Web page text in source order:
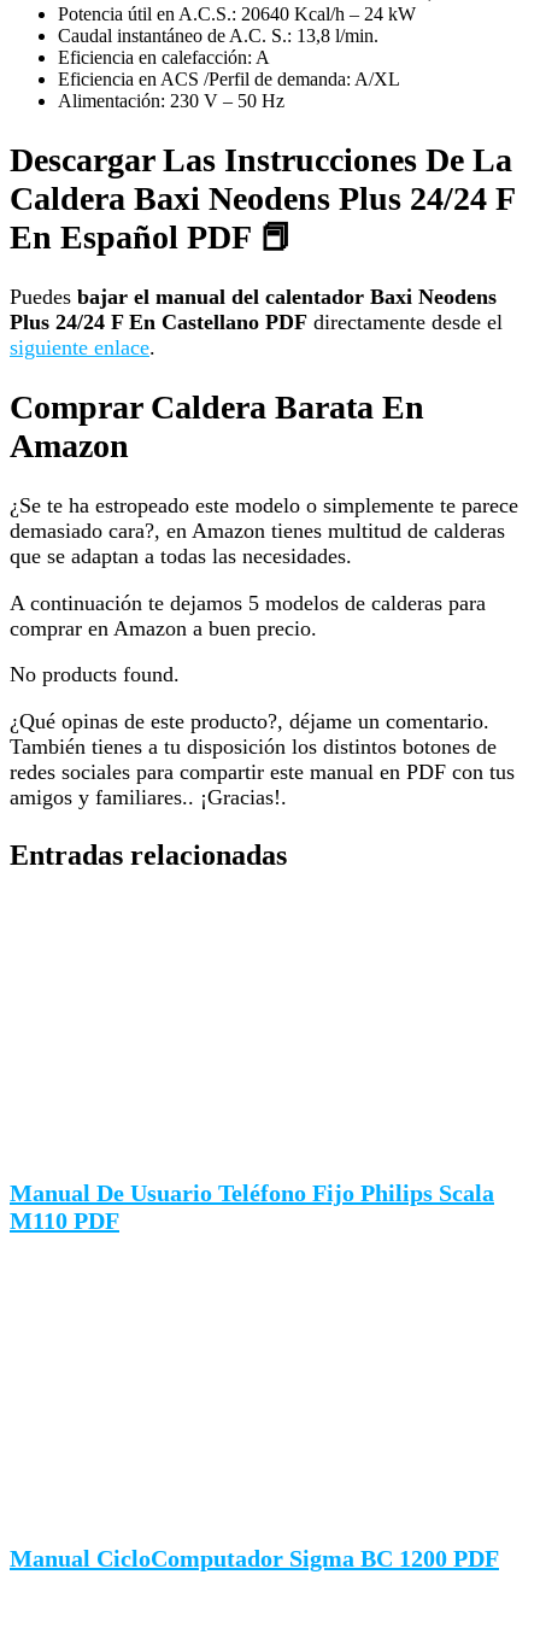
Potencia útil en A.C.S.: 20640 Kcal/h – 24 kW
Caudal instantáneo de A.C. S.: 13,8 l/min.
Eficiencia en calefacción: A
Eficiencia en ACS /Perfil de demanda: A/XL
Alimentación: 230 V – 50 Hz
Descargar Las Instrucciones De La
Caldera Baxi Neodens Plus 24/24 F
En Español PDF 📕
Puedes bajar el manual del calentador Baxi Neodens
Plus 24/24 F En Castellano PDF directamente desde el
siguiente enlace.
Comprar Caldera Barata En
Amazon
¿Se te ha estropeado este modelo o simplemente te parece
demasiado cara?, en Amazon tienes multitud de calderas
que se adaptan a todas las necesidades.
A continuación te dejamos 5 modelos de calderas para
comprar en Amazon a buen precio.
No products found.
¿Qué opinas de este producto?, déjame un comentario.
También tienes a tu disposición los distintos botones de
redes sociales para compartir este manual en PDF con tus
amigos y familiares.. ¡Gracias!.
Entradas relacionadas
Manual De Usuario Teléfono Fijo Philips Scala
M110 PDF
Manual CicloComputador Sigma BC 1200 PDF